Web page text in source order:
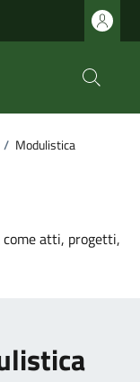
/ Modulistica
atti, progetti,